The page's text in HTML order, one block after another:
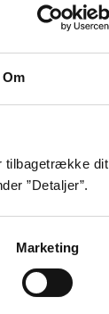
Om
tilbagetrække dit
”Detaljer”.
Marketing